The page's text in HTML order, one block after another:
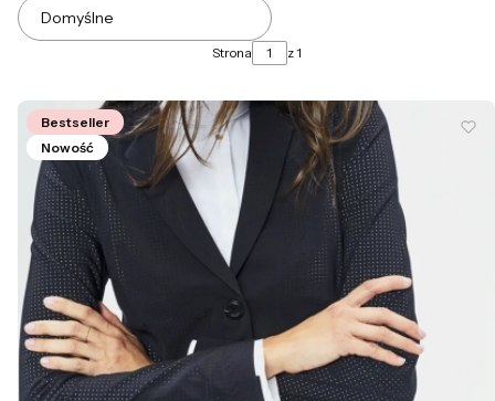
Domyślne
Strona z 1
Bestseller
Nowość